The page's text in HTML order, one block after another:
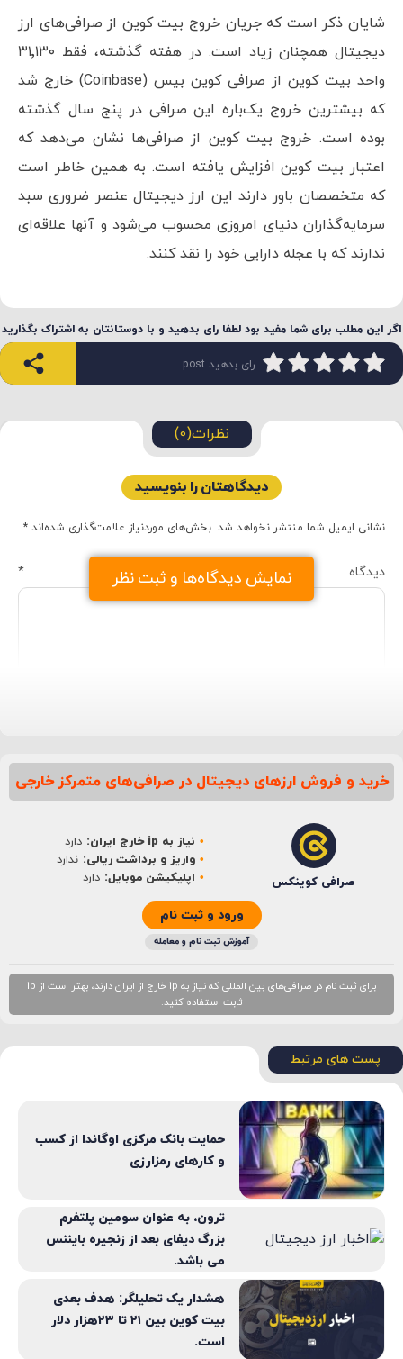
شایان ذکر است که جریان خروج بیت کوین از صرافی‌های ارز
دیجیتال همچنان زیاد است. در هفته گذشته، فقط ۳۱٬۱۳۰
واحد بیت کوین از صرافی کوین بیس (Coinbase) خارج شد
که بیشترین خروج یک‌باره این صرافی در پنج سال گذشته
بوده است. خروج بیت کوین از صرافی‌ها نشان می‌دهد که
اعتبار بیت کوین افزایش یافته است. به همین خاطر است
که متخصصان باور دارند این ارز دیجیتال عنصر ضروری سبد
سرمایه‌گذاران دنیای امروزی محسوب می‌شود و آنها علاقه‌ای
ندارند که با عجله دارایی خود را نقد کنند.
اگر این مطلب برای شما مفید بود لطفا رای بدهید و با دوستانتان به اشتراک بگذارید
رای بدهید post
نمایش دیدگاه‌ها و ثبت نظر
نظرات(0)
دیدگاهتان را بنویسید
نشانی ایمیل شما منتشر نخواهد شد. بخش‌های موردنیاز علامت‌گذاری شده‌اند *
دیدگاه *
نام*
خرید و فروش ارزهای دیجیتال در صرافی‌های متمرکز خارجی
صرافی کوینکس
نیاز به ip خارج ایران:
دارد
واریز و برداشت ریالی: ندارد
اپلیکیشن موبایل: دارد
ورود و ثبت نام
آموزش ثبت نام و معامله
برای ثبت نام در صرافی‌های بین المللی که نیاز به ip خارج از ایران دارند، بهتر است از ip
ثابت استفاده کنید.
پست های مرتبط
حمایت بانک مرکزی اوگاندا از کسب
و کارهای رمزارزی
ترون، به عنوان سومین پلتفرم
بزرگ دیفای بعد از زنجیره بایننس
می باشد.
هشدار یک تحلیلگر: هدف بعدی
بیت کوین بین ۲۱ تا ۲۳هزار دلار
است.